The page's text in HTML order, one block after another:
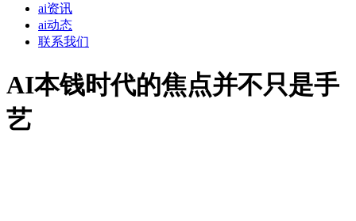
ai资讯
ai动态
联系我们
AI本钱时代的焦点并不只是手
艺